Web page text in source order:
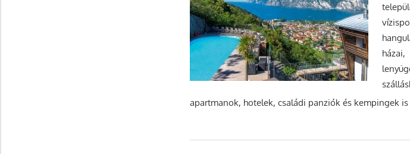
apartmanok, hotelek, családi panziók és kempingek